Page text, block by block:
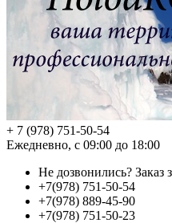
+ 7 (978) 751-50-54
Ежедневно, с 09:00 до 18:00
Не дозвонились? Заказ
+7(978) 751-50-54
+7(978) 889-45-90
+7(978) 751-50-23